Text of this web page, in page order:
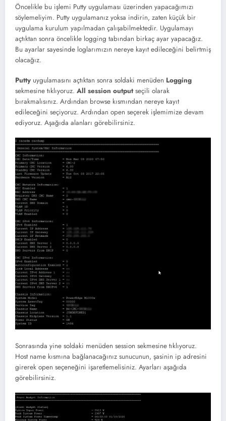
Öncelikle bu işlemi Putty uygulaması üzerinden yapacağımızı
söylemeliyim. Putty uygulamanız yoksa indirin, zaten küçük bir
uygulama kurulum yapılmadan çalışabilmektedir. Uygulamayı
açtıktan sonra öncelikle logging tabından birkaç ayar yapacağız.
Bu ayarlar sayesinde loglarımızın nereye kayıt edileceğini belirtmiş
olacağız.
Putty uygulamasını açtıktan sonra soldaki menüden Logging
sekmesine tıklıyoruz. All session outputseçili olarak
bırakmalısınız. Ardından browse kısmından nereye kayıt
edileceğini seçiyoruz. Ardından open seçerek işlemimize devam
ediyoruz. Aşağıda alanları görebilirsiniz.
Sonrasında yine soldaki menüden session sekmesine tıklıyoruz.
Host name kısmına bağlanacağınız sunucunun, şasinin ip adresini
girerek open seçeneğini işaretlemelisiniz. Ayarları aşağıda
görebilirsiniz.